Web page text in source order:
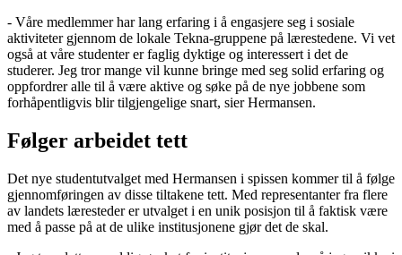
- Våre medlemmer har lang erfaring i å engasjere seg i sosiale
aktiviteter gjennom de lokale Tekna-gruppene på lærestedene. Vi vet
også at våre studenter er faglig dyktige og interessert i det de
studerer. Jeg tror mange vil kunne bringe med seg solid erfaring og
oppfordrer alle til å være aktive og søke på de nye jobbene som
forhåpentligvis blir tilgjengelige snart, sier Hermansen.
Følger arbeidet tett
Det nye studentutvalget med Hermansen i spissen kommer til å følge
gjennomføringen av disse tiltakene tett. Med representanter fra flere
av landets læresteder er utvalget i en unik posisjon til å faktisk være
med å passe på at de ulike institusjonene gjør det de skal.